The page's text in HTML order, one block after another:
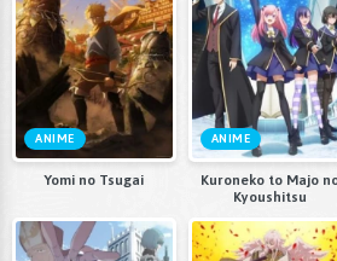
ANIME
Yomi no Tsugai
ANIME
Kuroneko to Majo
Kyoushitsu